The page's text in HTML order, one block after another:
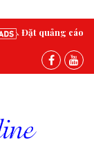
Đặt quảng cáo